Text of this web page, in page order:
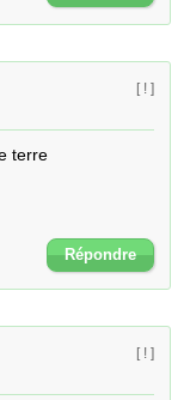
[ ! ]
terre
Répondre
[ ! ]